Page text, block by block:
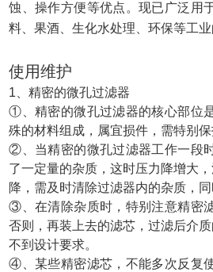
蚀、操作方便等优点。现已广泛用
料、果酒、生化水处理、环保等工
使用维护
1、精密的微孔过滤器
①、精密的微孔过滤器的核心部位
殊的材料组成，属宜损件，需特别保
②、当精密的微孔过滤器工作一段
了一定量的杂质，这时压力降增大
降，需及时清除过滤器内的杂质，同
③、在清除杂质时，特别注意精密
否则，再装上去的滤芯，过滤后介
不到设计要求。
④、某些精密滤芯，不能多次反复